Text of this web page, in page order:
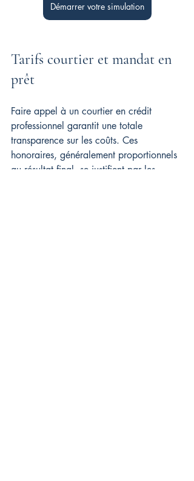
Démarrer votre simulation
Tarifs courtier et mandat en
prêt
Faire appel à un courtier en crédit
professionnel garantit une totale
transparence sur les coûts. Ces
honoraires, généralement proportionnels
au résultat final, se justifient par les